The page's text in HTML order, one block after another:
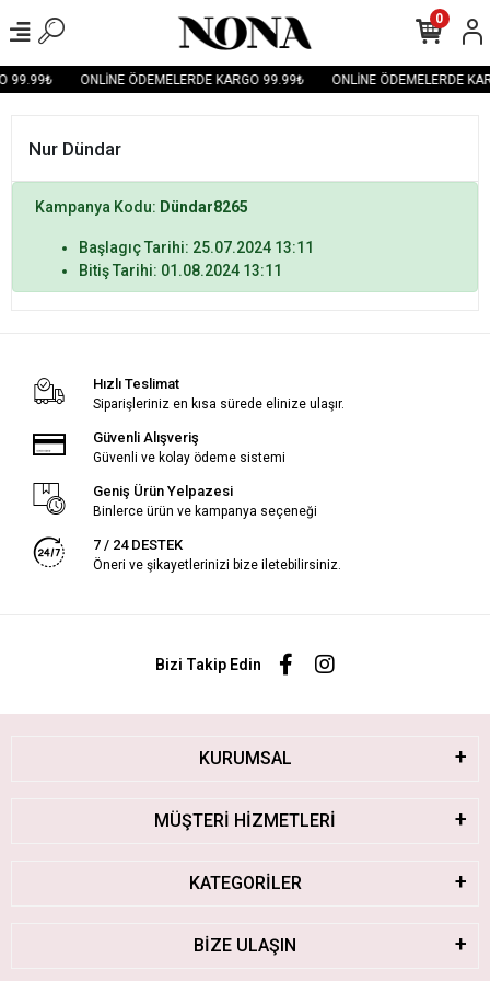
99.99₺ ONLİNE ÖDEMELERDE KARGO 99.99₺ ONLİNE ÖDEMELERDE
0
Nur Dündar
Kampanya Kodu: Dündar8265
Başlagıç Tarihi: 25.07.2024 13:11
Bitiş Tarihi: 01.08.2024 13:11
Hızlı Teslimat
Siparişleriniz en kısa sürede elinize ulaşır.
Güvenli Alışveriş
Güvenli ve kolay ödeme sistemi
Geniş Ürün Yelpazesi
Binlerce ürün ve kampanya seçeneği
7 / 24 DESTEK
Öneri ve şikayetlerinizi bize iletebilirsiniz.
Bizi Takip Edin
KURUMSAL
MÜŞTERİ HİZMETLERİ
KATEGORİLER
BİZE ULAŞIN